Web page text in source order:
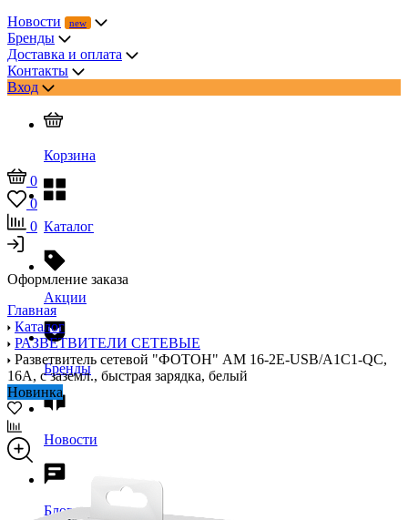
Новости
Бренды
Доставка и оплата
Контакты
Вход
Корзина
Каталог
Акции
Бренды
Новости
Блог
0
0
0
Оформление заказа
Главная
Каталог
РАЗВЕТВИТЕЛИ СЕТЕВЫЕ
Разветвитель сетевой "ФОТОН" AM 16-2E-USB/A1C1-QC,
16А, с заземл., быстрая зарядка, белый
Новинка